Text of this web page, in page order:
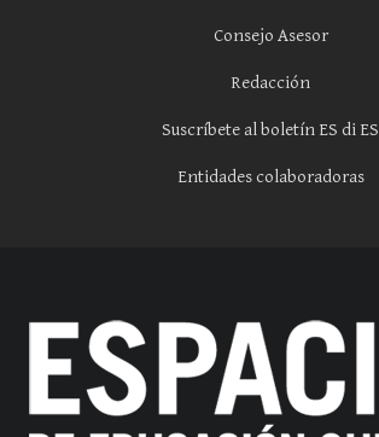
Consejo Asesor
Redacción
Suscríbete al boletín ES di ES
Entidades colaboradoras